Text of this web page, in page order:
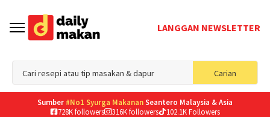
LANGGAN NEWSLETTER
Carian
for:
Sumber #No1 Syurga MakananSeantero Malaysia & Asia
728K followers
316K followers 102.1K Followers